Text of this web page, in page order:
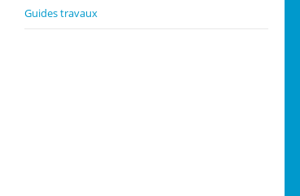
Guides travaux